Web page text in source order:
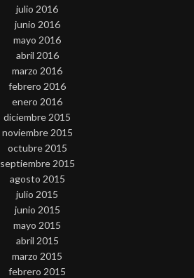
julio 2016
junio 2016
mayo 2016
abril 2016
marzo 2016
febrero 2016
enero 2016
diciembre 2015
noviembre 2015
octubre 2015
septiembre 2015
agosto 2015
julio 2015
junio 2015
mayo 2015
abril 2015
marzo 2015
febrero 2015